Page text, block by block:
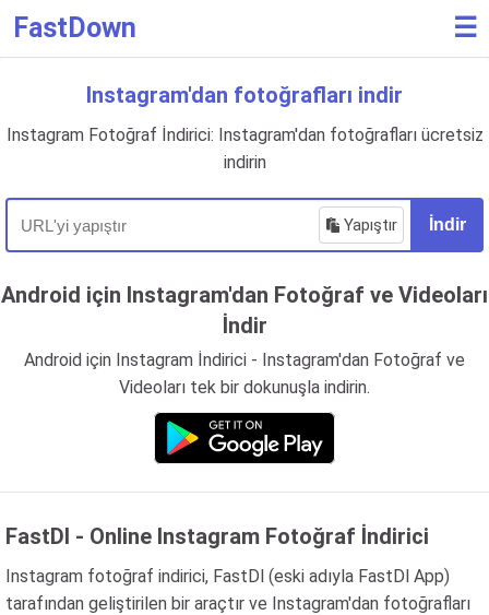
FastDown ☰
Instagram'dan fotoğrafları indir
Instagram Fotoğraf İndirici: Instagram'dan fotoğrafları ücretsiz
indirin
Yapıştır İndir
Android için Instagram'dan Fotoğraf ve Videoları
İndir
Android için Instagram İndirici - Instagram'dan Fotoğraf ve
Videoları tek bir dokunuşla indirin.
FastDl - Online Instagram Fotoğraf İndirici
Instagram fotoğraf indirici, FastDl (eski adıyla FastDl App)
tarafından geliştirilen bir araçtır ve Instagram'dan fotoğrafları